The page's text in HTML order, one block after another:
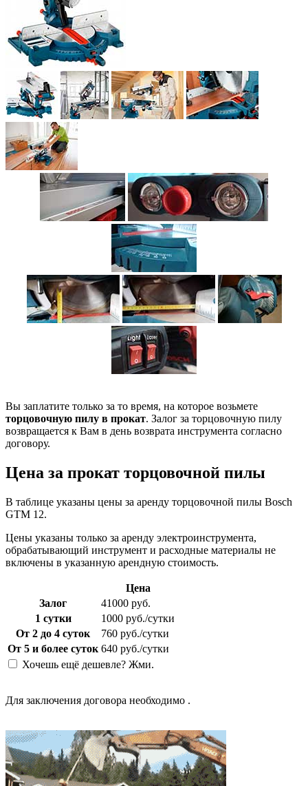
Вы заплатите только за то время, на которое возьмете
торцовочную пилу в прокат. Залог за торцовочную пилу
возвращается к Вам в день возврата инструмента согласно
договору.
Цена за прокат торцовочной пилы
В таблице указаны цены за аренду торцовочной пилы Bosch
GTM 12.
Цены указаны только за аренду электроинструмента,
обрабатывающий инструмент и расходные материалы не
включены в указанную арендную стоимость.
Цена
Залог
41000 руб.
1 сутки
1000 руб./сутки
От 2 до 4 суток
760 руб./сутки
От 5 и более суток 640 руб./сутки
Хочешь ещё дешевле? Жми.
Для заключения договора необходимо .